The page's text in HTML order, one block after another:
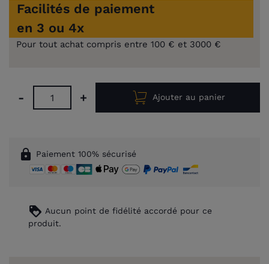
Facilités de paiement
en 3 ou 4x
Pour tout achat compris entre 100 € et 3000 €
- + Ajouter au panier
lock Paiement 100% sécurisé
loyalty Aucun point de fidélité accordé pour ce
produit.